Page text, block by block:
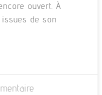
ouvert. À
de son